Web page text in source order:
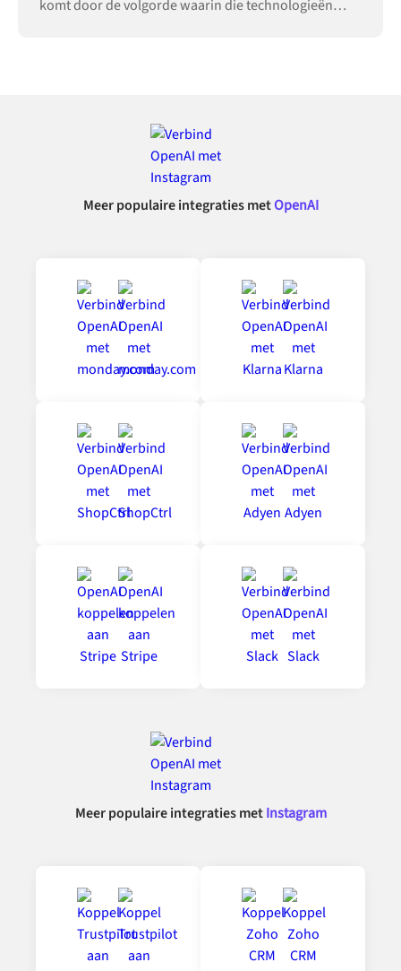
komt door de volgorde waarin die technologieën
Meer populaire integraties metOpenAI
Meer populaire integraties metInstagram